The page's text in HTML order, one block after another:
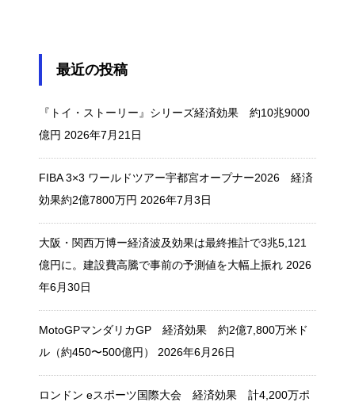
最近の投稿
『トイ・ストーリー』シリーズ経済効果 約10兆9000
億円 2026年7月21日
FIBA 3×3 ワールドツアー宇都宮オープナー2026 経済
効果約2億7800万円 2026年7月3日
大阪・関西万博ー経済波及効果は最終推計で3兆5,121
億円に。建設費高騰で事前の予測値を大幅上振れ 2026
年6月30日
MotoGPマンダリカGP 経済効果 約2億7,800万米ド
ル（約450〜500億円）
2026年6月26日
ロンドン eスポーツ国際大会 経済効果 計4,200万ポ